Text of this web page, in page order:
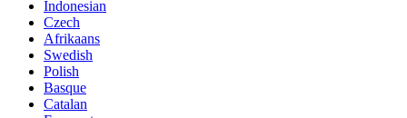
Indonesian
Czech
Afrikaans
Swedish
Polish
Basque
Catalan